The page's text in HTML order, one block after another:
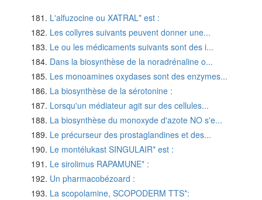
L'alfuzocine ou XATRAL* est :
Les collyres suivants peuvent donner une...
Le ou les médicaments suivants sont des i...
Dans la biosynthèse de la noradrénaline o...
Les monoamines oxydases sont des enzymes...
La biosynthèse de la sérotonine :
Lorsqu'un médiateur agit sur des cellules...
La biosynthèse du monoxyde d'azote NO s'e...
Le précurseur des prostaglandines et des...
Le montélukast SINGULAIR* est :
Le sirolimus RAPAMUNE* :
Un pharmacobézoard :
La scopolamine, SCOPODERM TTS*: